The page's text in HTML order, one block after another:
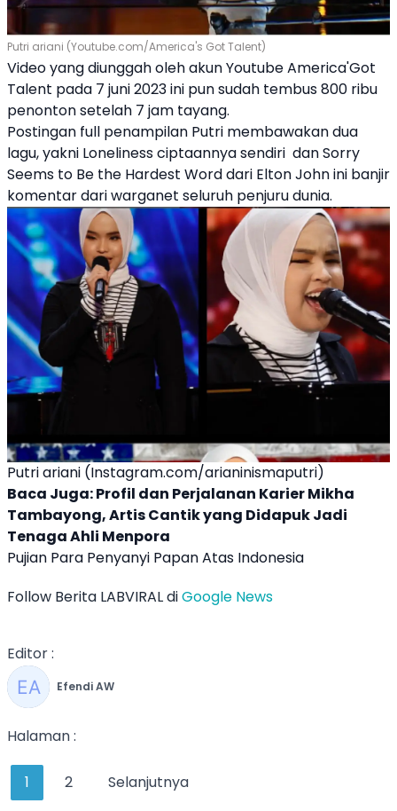
Putri ariani (Youtube.com/America's Got Talent)
Video yang diunggah oleh akun Youtube America'Got
Talent pada 7 juni 2023 ini pun sudah tembus 800 ribu
penonton setelah 7 jam tayang.
Postingan full penampilan Putri membawakan dua
lagu, yakni Loneliness ciptaannya sendiri dan Sorry
Seems to Be the Hardest Word dari Elton John ini banjir
komentar dari warganet seluruh penjuru dunia.
Putri ariani (Instagram.com/arianinismaputri)
Baca Juga:Profil dan Perjalanan Karier Mikha
Tambayong, Artis Cantik yang Didapuk Jadi
Tenaga Ahli Menpora
Pujian Para Penyanyi Papan Atas Indonesia
Follow Berita LABVIRAL diGoogle News
Editor :
Efendi AW
Halaman :
1 2 Selanjutnya